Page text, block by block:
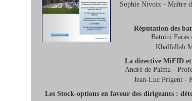
Sophie Nivoix - Maître
Réputation des
Batnini Faras
Khalfallah
La directive MiFID
André de Palma -
Jean-Luc Prigent -
Les Stock-options en faveur des dirigeants :